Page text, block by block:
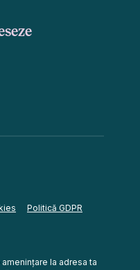
Politică GDPR
la adresa ta